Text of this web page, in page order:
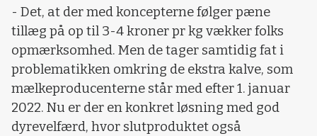
- Det, at der med koncepterne følger pæne
tillæg på op til 3-4 kroner pr kg vækker folks
opmærksomhed. Men de tager samtidig fat i
problematikken omkring de ekstra kalve, som
mælkeproducenterne står med efter 1. januar
2022. Nu er der en konkret løsning med god
dyrevelfærd, hvor slutproduktet også